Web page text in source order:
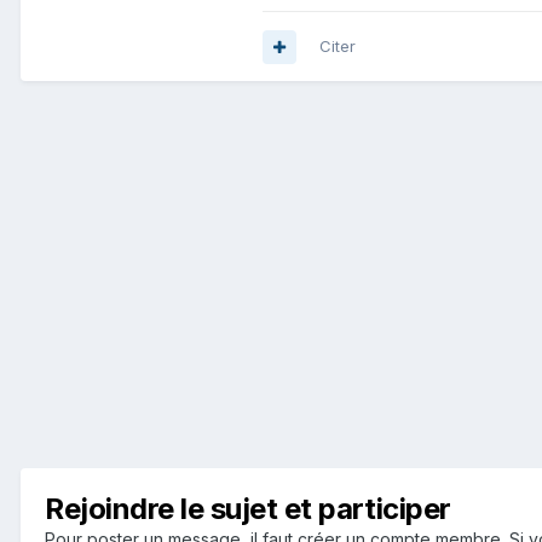
Citer
Rejoindre le sujet et participer